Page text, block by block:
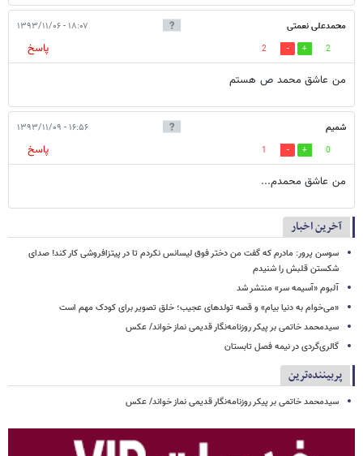
محمدعلی نعمتی ۱۸:۰۷ - ۱۳۹۳/۱۱/۰۶
2
2
پاسخ
من عاشق محمد ص هستم
شمیم ۱۶:۵۶ - ۱۳۹۳/۱۱/۰۹
0
1
پاسخ
من عاشق محمدم...
آخرین اخبار
سوسن پرور: مادرم که گفت من دختر فوق‌ لیسانس نکردم تا در پیتزافروشی کار کند! صدای
شکستن قلبش را شنیدم
آلبوم «آسیمه سر» منتشر شد
«می‌خوام به دنیا بیام» و قصه تولدهای عجیب؛ خلق تصویر برای کودک مهم است
سیدمحمد خاتمی بر پیکر روزنامه‌نگار قدیمی نماز خواند/ عکس
گالری‌گردی در نیمه فصل تابستان
پربیننده‌ترین
سیدمحمد خاتمی بر پیکر روزنامه‌نگار قدیمی نماز خواند/ عکس